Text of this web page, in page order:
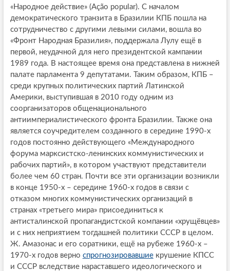
«Народное действие» (Ação popular). С началом
демократического транзита в Бразилии КПБ пошла на
сотрудничество с другими левыми силами, вошла во
«Фронт Народная Бразилия», поддержала Лулу ещё в
первой, неудачной для него президентской кампании
1989 года. В настоящее время она представлена в нижней
палате парламента 9 депутатами. Таким образом, КПБ –
среди крупных политических партий Латинской
Америки, выступившая в 2010 году одним из
соорганизаторов общенационального
антиимпериалистического фронта Бразилии. Также она
является соучредителем созданного в середине 1990-х
годов постоянно действующего «Международного
форума марксистско-ленинских коммунистических и
рабочих партий», в котором участвуют представители
более чем 60 стран. Почти все эти организации возникли
в конце 1950-х – середине 1960-х годов в связи с
отказом многих коммунистических организаций в
странах «третьего мира» присоединиться к
антисталинской пропагандистской компании «хрущёвцев»
и с них неприятием тогдашней политики СССР в целом.
Ж. Амазонас и его соратники, ещё на рубеже 1960-х –
1970-х годов верно спрогнозировавшиекрушение КПСС
и СССР вследствие нараставшего идеологического и